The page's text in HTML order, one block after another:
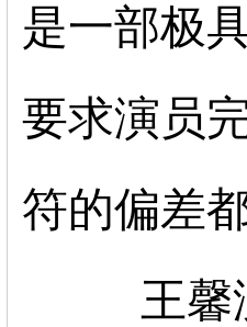
是一部极
要求演员
符的偏差
王馨没